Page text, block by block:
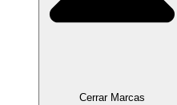
Cerrar Marcas